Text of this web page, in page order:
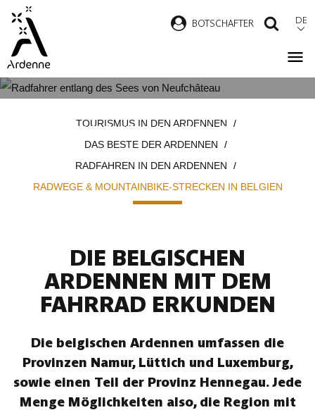
Direkt
zum
Inhalt
BOTSCHAFTER DE
STRECKEN IN BELGIEN
TOURISMUS IN DEN ARDENNEN
DAS BESTE DER ARDENNEN
RADFAHREN IN DEN ARDENNEN
RADWEGE & MOUNTAINBIKE-STRECKEN IN BELGIEN
DIE BELGISCHEN
ARDENNEN MIT DEM
FAHRRAD ERKUNDEN
Die belgischen Ardennen umfassen die
Provinzen Namur, Lüttich und Luxemburg,
sowie einen Teil der Provinz Hennegau. Jede
Menge Möglichkeiten also, die Region mit